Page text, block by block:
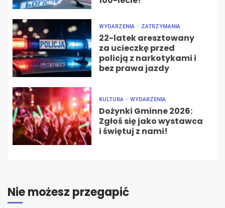
WYDARZENIA ZATRZYMANIA
22-latek aresztowany
za ucieczkę przed
policją z narkotykami i
bez prawa jazdy
KULTURA WYDARZENIA
Dożynki Gminne 2026:
Zgłoś się jako wystawca
i świętuj z nami!
Nie możesz przegapić